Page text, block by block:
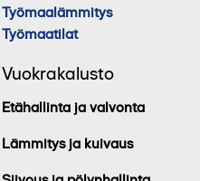
Työmaalämmitys
Työmaatilat
Vuokrakalusto
Etähallinta ja valvonta
Lämmitys ja kuivaus